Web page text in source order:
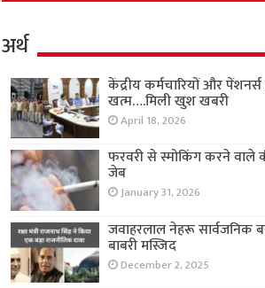
अर्थ
केंद्रीय कर्मचारियों और
खत्म….मिली खुश खबरी
April 18, 2026
फरवरी से स्मोकिंग करने वाले
जेब
January 31, 2026
जवाहरलाल नेहरू सार्वजनिक
बाबरी मस्जिद
December 2, 2025